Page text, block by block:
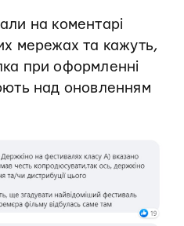
на коментарі
мережах та кажуть,
при оформленні
над оновленням